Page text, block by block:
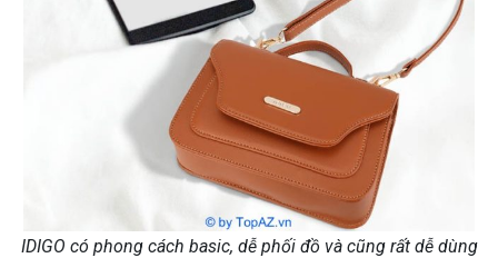
IDIGO có phong cách basic, dễ phối đồ và cũng rất dễ dùng